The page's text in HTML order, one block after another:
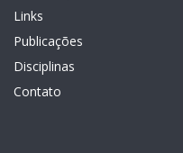
Links
Publicações
Disciplinas
Contato